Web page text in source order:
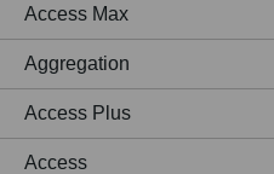
Access Max
Aggregation
Access Plus
Access